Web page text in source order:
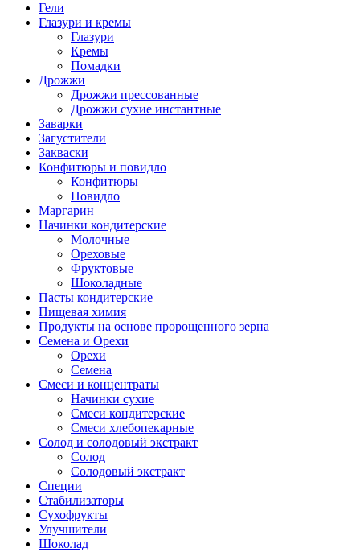
Гели
Глазури и кремы
Глазури
Кремы
Помадки
Дрожжи
Дрожжи прессованные
Дрожжи сухие инстантные
Заварки
Загустители
Закваски
Конфитюры и повидло
Конфитюры
Повидло
Маргарин
Начинки кондитерские
Молочные
Ореховые
Фруктовые
Шоколадные
Пасты кондитерские
Пищевая химия
Продукты на основе пророщенного зерна
Семена и Орехи
Орехи
Семена
Смеси и концентраты
Начинки сухие
Смеси кондитерские
Смеси хлебопекарные
Солод и солодовый экстракт
Солод
Солодовый экстракт
Специи
Стабилизаторы
Сухофрукты
Улучшители
Шоколад